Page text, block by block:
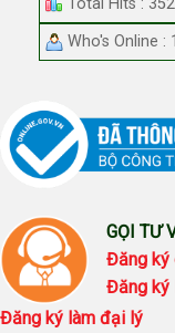
Total Hits :
Who's Online :
GỌI TƯ
Đăng ký
Đăng ký
Đăng ký làm đại lý